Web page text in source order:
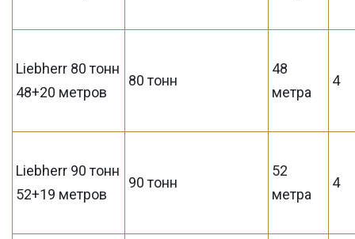
Liebherr 80 тонн
48+20 метров
80 тонн
48
метра
4
Liebherr 90 тонн
52+19 метров
90 тонн
52
метра
4